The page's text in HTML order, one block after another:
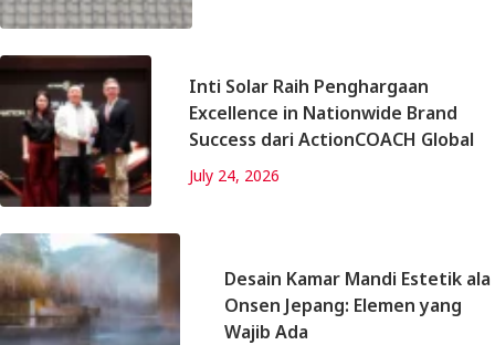
Inti Solar Raih Penghargaan
Excellence in Nationwide Brand
Success dari ActionCOACH Global
July 24, 2026
Desain Kamar Mandi Estetik ala
Onsen Jepang: Elemen yang
Wajib Ada